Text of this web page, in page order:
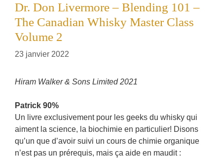
Dr. Don Livermore – Blending 101 –
The Canadian Whisky Master Class
Volume 2
23 janvier 2022
Hiram Walker & Sons Limited 2021
Patrick 90%
Un livre exclusivement pour les geeks du whisky qui
aiment la science, la biochimie en particulier! Disons
qu’un que d’avoir suivi un cours de chimie organique
n’est pas un prérequis, mais ça aide en maudit :